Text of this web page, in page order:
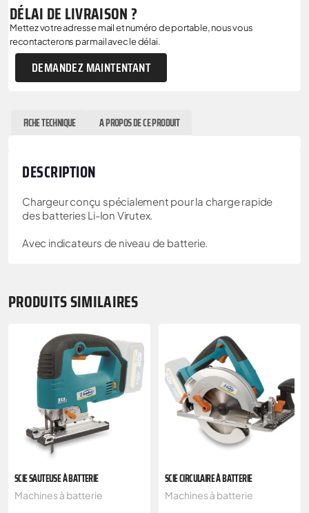
DÉLAI DE LIVRAISON ?
Mettez votre adresse mail et numéro de portable, nous vous
recontacterons par mail avec le délai.
DEMANDEZ MAINTENTANT
FICHE TECHNIQUE A PROPOS DE CE PRODUIT
DESCRIPTION
Chargeur conçu spécialement pour la charge rapide
des batteries Li-Ion Virutex.
Avec indicateurs de niveau de batterie.
PRODUITS SIMILAIRES
SCIE SAUTEUSE À BATTERIE
Machines à batterie
SCIE CIRCULAIRE À BATTERIE
Machines à batterie